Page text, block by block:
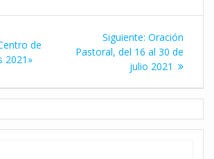
de
2021»
Siguiente: Siguiente
entrada:
Oración
Pastoral, del 16 al 30 de
julio 2021